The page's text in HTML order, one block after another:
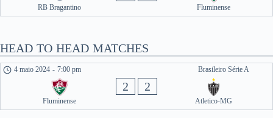
RB Bragantino Fluminense
HEAD TO HEAD MATCHES
Brasileiro Série A
4 maio 2024 - 7:00 pm
Fluminense
2 2
Atletico-MG